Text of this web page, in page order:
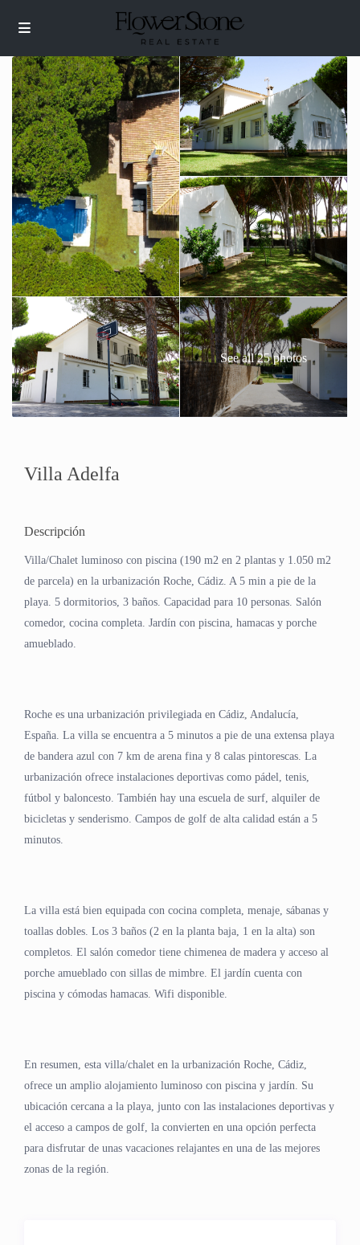
See all 25 photos
Villa Adelfa
Descripción
Villa/Chalet luminoso con piscina (190 m2 en 2 plantas y 1.050 m2
de parcela) en la urbanización Roche, Cádiz. A 5 min a pie de la
playa. 5 dormitorios, 3 baños. Capacidad para 10 personas. Salón
comedor, cocina completa. Jardín con piscina, hamacas y porche
amueblado.
Roche es una urbanización privilegiada en Cádiz, Andalucía,
España. La villa se encuentra a 5 minutos a pie de una extensa playa
de bandera azul con 7 km de arena fina y 8 calas pintorescas. La
urbanización ofrece instalaciones deportivas como pádel, tenis,
fútbol y baloncesto. También hay una escuela de surf, alquiler de
bicicletas y senderismo. Campos de golf de alta calidad están a 5
minutos.
La villa está bien equipada con cocina completa, menaje, sábanas y
toallas dobles. Los 3 baños (2 en la planta baja, 1 en la alta) son
completos. El salón comedor tiene chimenea de madera y acceso al
porche amueblado con sillas de mimbre. El jardín cuenta con
piscina y cómodas hamacas. Wifi disponible.
En resumen, esta villa/chalet en la urbanización Roche, Cádiz,
ofrece un amplio alojamiento luminoso con piscina y jardín. Su
ubicación cercana a la playa, junto con las instalaciones deportivas y
el acceso a campos de golf, la convierten en una opción perfecta
para disfrutar de unas vacaciones relajantes en una de las mejores
zonas de la región.